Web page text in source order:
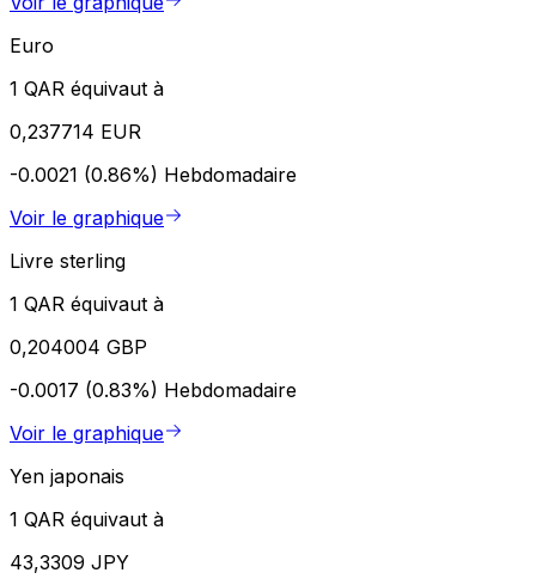
Euro
1 QAR équivaut à
0,237714 EUR
-0.0021 (0.86%) Hebdomadaire
Voir le graphique
Livre sterling
1 QAR équivaut à
0,204004 GBP
-0.0017 (0.83%) Hebdomadaire
Voir le graphique
Yen japonais
1 QAR équivaut à
43,3309 JPY